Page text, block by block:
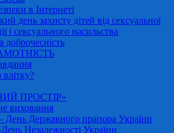
в Інтернеті
день захисту дітей від сексуальної
і сексуального насильства
доброчесність
ПРОСТІР»
виховання
День Державного прапора України
Незалежності України